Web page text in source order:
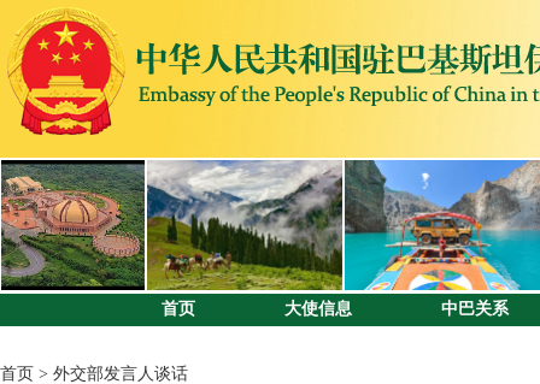
首页 大使信息 中巴关系
首页 > 外交部发言人谈话